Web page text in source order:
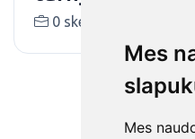
Mes
Mes
0 skelbimai (-ų)